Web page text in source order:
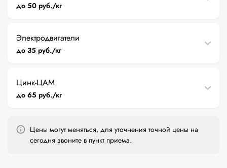
до 50 руб./кг
Электродвигатели
до 35 руб./кг
Цинк-ЦАМ
до 65 руб./кг
Цены могут меняться, для уточнения точной цены на
сегодня звоните в пункт приема.